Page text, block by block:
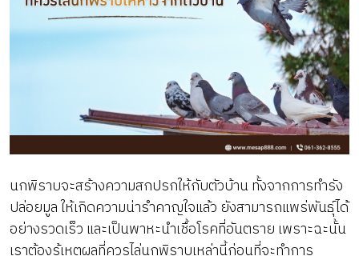
นกพิราบจะสร้างความสกปรกให้กับตัวบ้าน ทั้งจากการทำรัง
ปล่อยมูล ให้เกิดความน่ารำคาญใจแล้ว ยังสามารถแพร่พันธุ์ได้
อย่างรวดเร็ว และเป็นพาหะนำเชื้อโรคที่อันตราย เพราะฉะนั้น